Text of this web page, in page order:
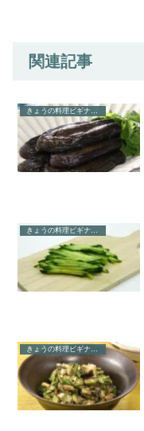
関連記事
きょうの料理ビギナーズ